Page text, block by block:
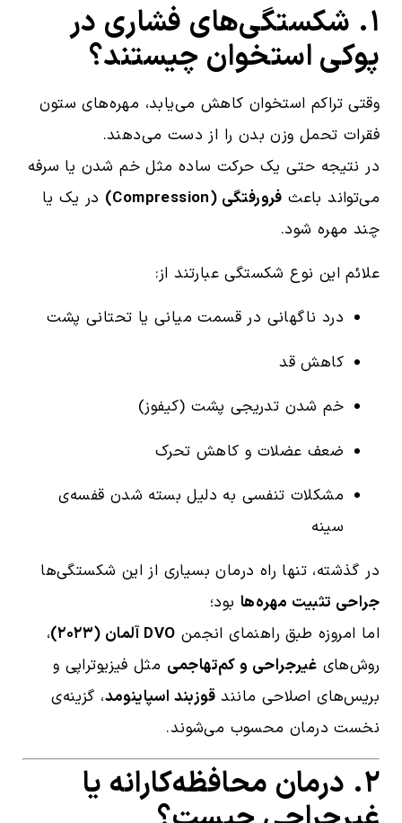
۱. شکستگی‌های فشاری در
پوکی استخوان چیستند؟
وقتی تراکم استخوان کاهش می‌یابد، مهره‌های ستون
فقرات تحمل وزن بدن را از دست می‌دهند.
در نتیجه حتی یک حرکت ساده مثل خم شدن یا سرفه
می‌تواند باعث فرورفتگی (Compression)
در یک یا
چند مهره شود.
علائم این نوع شکستگی عبارتند از:
درد ناگهانی در قسمت میانی یا تحتانی پشت
کاهش قد
خم شدن تدریجی پشت (کیفوز)
ضعف عضلات و کاهش تحرک
مشکلات تنفسی به دلیل بسته شدن قفسه‌ی
سینه
در گذشته، تنها راه درمان بسیاری از این شکستگی‌ها
جراحی تثبیت مهره‌ها بود؛
اما امروزه طبق راهنمای انجمن DVO آلمان (۲۰۲۳)
،
روش‌های غیرجراحی و کم‌تهاجمی مثل فیزیوتراپی و
بریس‌های اصلاحی مانند قوزبند اسپاینومد، گزینه‌ی
نخست درمان محسوب می‌شوند.
۲. درمان محافظه‌کارانه یا